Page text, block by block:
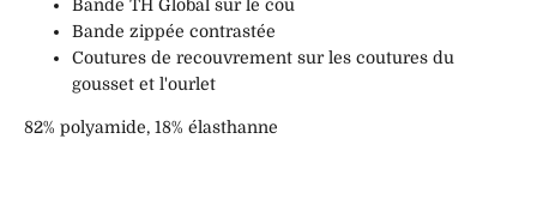
Bande TH Global sur le cou
Bande zippée contrastée
Coutures de recouvrement sur les coutures du
gousset et l'ourlet
82% polyamide, 18% élasthanne